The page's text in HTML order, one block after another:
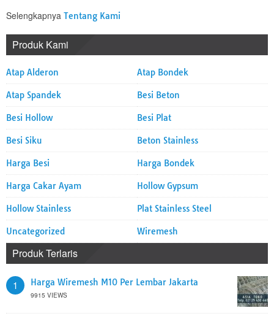
Selengkapnya Tentang Kami
Produk Kami
Atap Alderon Atap Bondek
Atap Spandek Besi Beton
Besi Hollow Besi Plat
Besi Siku Beton Stainless
Harga Besi Harga Bondek
Harga Cakar Ayam Hollow Gypsum
Hollow Stainless Plat Stainless Steel
Uncategorized Wiremesh
Produk Terlaris
1 Harga Wiremesh M10 Per Lembar Jakarta
9915 VIEWS